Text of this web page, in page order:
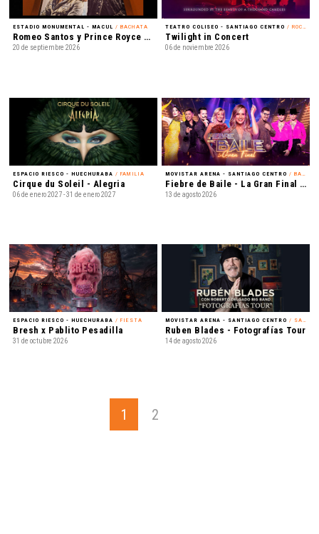
ESTADIO MONUMENTAL - MACUL / BACHATA
Romeo Santos y Prince Royce - Mejor Tarde que Nunca
20 de septiembre 2026
TEATRO COLISEO - SANTIAGO CENTRO / ROCK ALTERNATIVO
Twilight in Concert
06 de noviembre 2026
ESPACIO RIESCO - HUECHURABA / FAMILIA
Cirque du Soleil - Alegria
06 de enero 2027 - 31 de enero 2027
MOVISTAR ARENA - SANTIAGO CENTRO / BAILE
Fiebre de Baile - La Gran Final en Vivo
13 de agosto 2026
ESPACIO RIESCO - HUECHURABA / FIESTA
Bresh x Pablito Pesadilla
31 de octubre 2026
MOVISTAR ARENA - SANTIAGO CENTRO / SALSA
Ruben Blades - Fotografías Tour
14 de agosto 2026
1 2